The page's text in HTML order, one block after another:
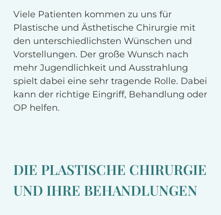
Viele Patienten kommen zu uns für
Plastische und Ästhetische Chirurgie mit
den unterschiedlichsten Wünschen und
Vorstellungen. Der große Wunsch nach
mehr Jugendlichkeit und Ausstrahlung
spielt dabei eine sehr tragende Rolle. Dabei
kann der richtige Eingriff, Behandlung oder
OP helfen.
DIE PLASTISCHE CHIRURGIE
UND IHRE BEHANDLUNGEN